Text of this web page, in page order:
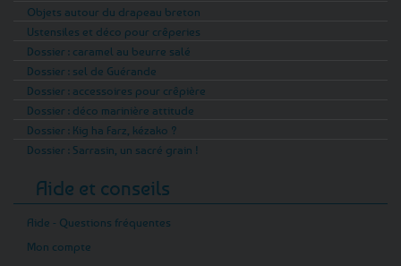
Objets autour du drapeau breton
Ustensiles et déco pour crêperies
Dossier : caramel au beurre salé
Dossier : sel de Guérande
Dossier : accessoires pour crêpière
Dossier : déco marinière attitude
Dossier : Kig ha Farz, kézako ?
Dossier : Sarrasin, un sacré grain !
Aide et conseils
Aide - Questions fréquentes
Mon compte